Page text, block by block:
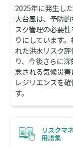
2025年に発生し
大台風は、予防的
スク管理の必要
りにしています
れた洪水リスク評
り、今後さらに
念される気候災害
レジリエンスを
す。
リスクマ
用語集